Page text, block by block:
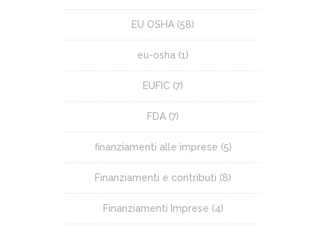
EU OSHA (58)
eu-osha (1)
EUFIC (7)
FDA (7)
finanziamenti alle imprese (5)
Finanziamenti e contributi (8)
Finanziamenti Imprese (4)